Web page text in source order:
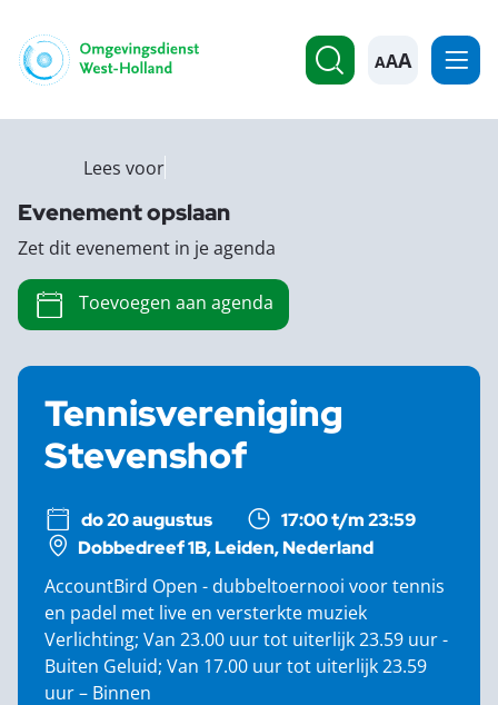
A
Tennisvereniging
Stevenshof
do 20 augustus
17:00 t/m 23:59
Dobbedreef 1B, Leiden, Nederland
AccountBird Open - dubbeltoernooi voor tennis
en padel met live en versterkte muziek
Verlichting; Van 23.00 uur tot uiterlijk 23.59 uur -
Buiten Geluid; Van 17.00 uur tot uiterlijk 23.59
uur – Binnen
Lees voor
Evenement opslaan
Zet dit evenement in je agenda
Toevoegen aan agenda